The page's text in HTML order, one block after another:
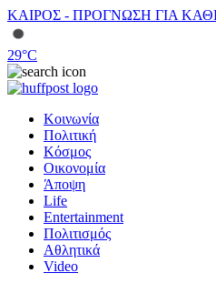
ΚΑΙΡΟΣ - ΠΡΟΓΝΩΣΗ ΓΙΑ
29°C
Κοινωνία
Πολιτική
Κόσμος
Οικονομία
Άποψη
Life
Entertainment
Πολιτισμός
Αθλητικά
Video